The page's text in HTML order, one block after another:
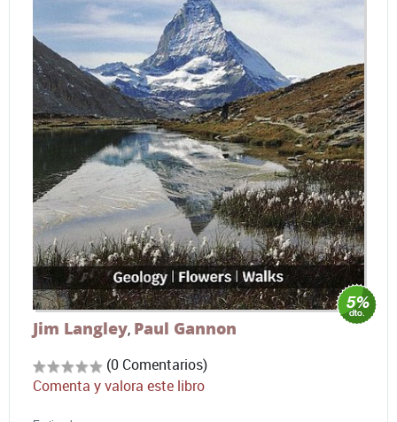
Jim Langley, Paul Gannon
(0 Comentarios)
Comenta y valora este libro